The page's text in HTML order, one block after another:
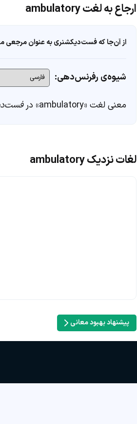
ارجاع به لغت ambulatory
از آن‌جا که فست‌دیکشنری به عنوان مرجعی
شیوه‌ی رفرنس‌دهی:
معنی لغت «ambulatory» در
لغات نزدیک ambulatory
پیشنهاد بهبود معانی